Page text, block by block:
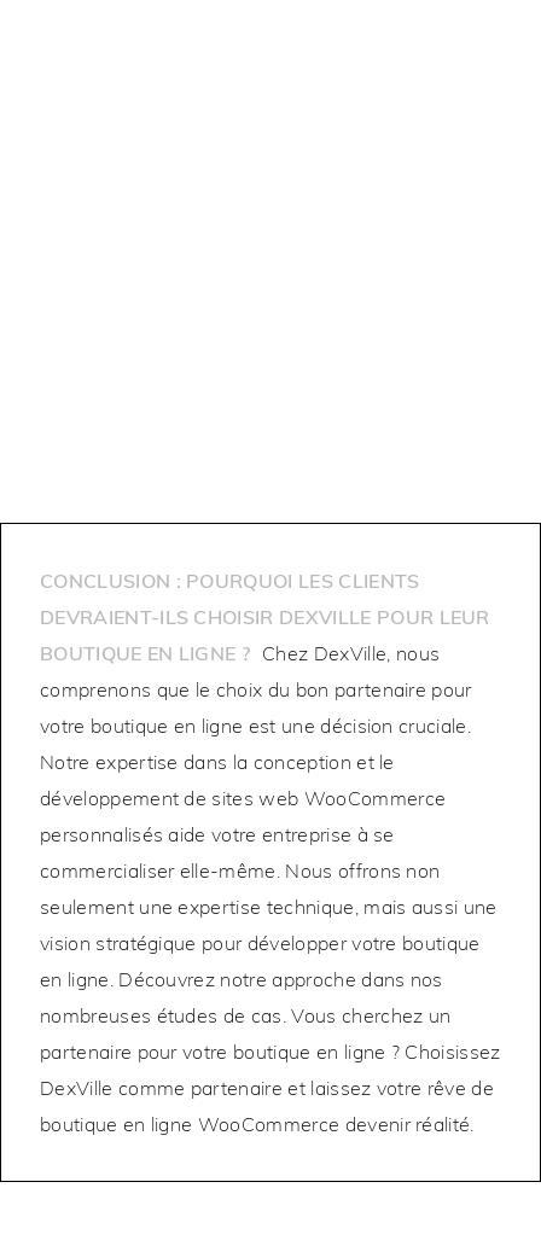
CONCLUSION : POURQUOI LES CLIENTS
DEVRAIENT-ILS CHOISIR DEXVILLE POUR LEUR
BOUTIQUE EN LIGNE ? Chez DexVille, nous
comprenons que le choix du bon partenaire pour
votre boutique en ligne est une décision cruciale.
Notre expertise dans la conception et le
développement de sites web WooCommerce
personnalisés aide votre entreprise à se
commercialiser elle-même. Nous offrons non
seulement une expertise technique, mais aussi une
vision stratégique pour développer votre boutique
en ligne. Découvrez notre approche dans nos
nombreuses études de cas. Vous cherchez un
partenaire pour votre boutique en ligne ? Choisissez
DexVille comme partenaire et laissez votre rêve de
boutique en ligne WooCommerce devenir réalité.